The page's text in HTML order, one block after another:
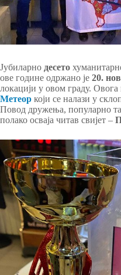
Јубиларно десето
ове године одржано је 20.
локацији у овом граду. Овога
Метеор који се налази у
Повод дружења, популарно
полако осваја читав свијет –